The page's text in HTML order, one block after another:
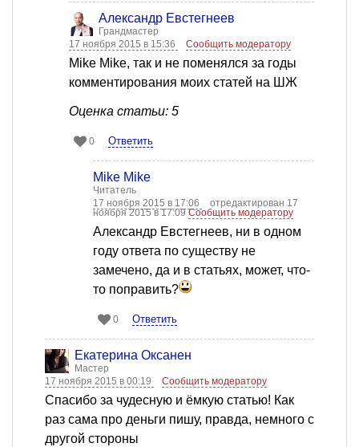
Александр Евстегнеев
Грандмастер
17 ноября 2015 в 15:36
Сообщить модератору
Mike Mike, так и не поменялся за годы
комментирования моих статей на ШЖ
Оценка статьи: 5
0 Ответить
Mike Mike
Читатель
17 ноября 2015 в 17:06
отредактирован 17
ноября 2015 в 17:09Сообщить модератору
Александр Евстегнеев, ни в одном
году ответа по существу не
замечено, да и в статьях, может, что-
то поправить?
0 Ответить
Екатерина Оксанен
Мастер
17 ноября 2015 в 00:19
Сообщить модератору
Спасибо за чудесную и ёмкую статью! Как
раз сама про деньги пишу, правда, немного с
другой стороны